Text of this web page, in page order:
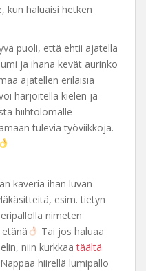
kun haluaisi hetken
puoli, että ehtii ajatella
ja ihana kevät aurinko
ajatellen erilaisia
harjoitella kielen ja
hiihtolomalle
tulevia työviikkoja.
kaveria ihan luvan
esim. tietyn
nimeten
Tai jos haluaa
niin kurkkaatäältä
hiirellä lumipallo